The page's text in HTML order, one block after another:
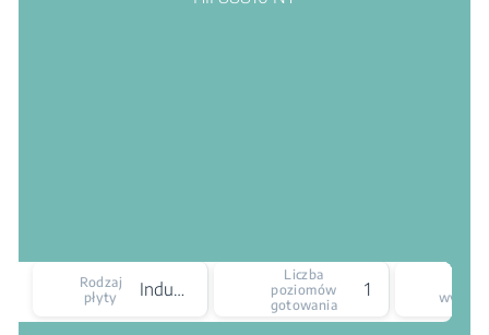
Rodzaj
płyty
Indukcyjna
Liczba
poziomów
gotowania